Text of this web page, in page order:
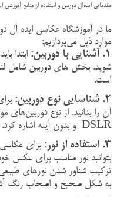
مقدماتی ایده‌آل دوربین و استفاده از منابع
ما در آموزشگاه عکاسی ایده آل
موارد ذیل می‌پردازیم:
۱. آشنایی با دوربین: ابتدا
شوید. بخش های دوربین شامل
است.
۲. شناسایی نوع دوربین:
آن را بدانید. از نوع دوربین‌های
DSLR و بدون آینه اشاره کرد.
۳. استفاده از نور: برای عکاسی
بتوانید نور مناسب برای عکس
ترکیب شناور شدن نورهای
به شکل صحیح و اصحاب رنگ